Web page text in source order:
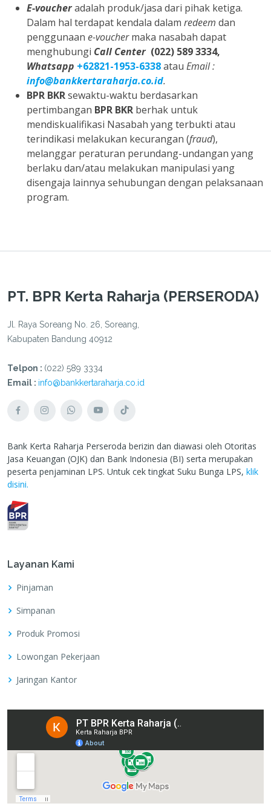
E-voucheradalah produk/jasa dari pihak ketiga.
Dalam hal terdapat kendala dalam redeem dan
penggunaan e-vouchermaka nasabah dapat
menghubungi Call Center (022) 589 3334,
Whatsapp +62821-1953-6338atau Email :
info@bankkertaraharja.co.id.
BPR BKRsewaktu-waktu berdasarkan
pertimbangan BPR BKR berhak untuk
mendiskualifikasi Nasabah yang terbukti atau
terindikasi melakukan kecurangan (fraud),
melanggar peraturan perundang-undangan yang
berlaku dan/atau melakukan manipulasi yang
disengaja lainnya sehubungan dengan pelaksanaan
program.
PT. BPR Kerta Raharja (PERSERODA)
Jl. Raya Soreang No. 26, Soreang,
Kabupaten Bandung 40912
Telpon : (022) 589 3334
Email : info@bankkertaraharja.co.id
Bank Kerta Raharja Perseroda berizin dan diawasi oleh Otoritas
Jasa Keuangan (OJK) dan Bank Indonesia (BI) serta merupakan
peserta penjaminan LPS. Untuk cek tingkat Suku Bunga LPS, klik
disini.
Layanan Kami
Pinjaman
Simpanan
Produk Promosi
Lowongan Pekerjaan
Jaringan Kantor